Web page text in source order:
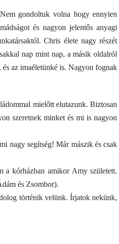
gondoltuk volna hogy ennyien
és nagyon jelentős anyagi
Chris élete nagy részét
nap mint nap, a másik oldalról
az imaéletünké is. Nagyon fognak
mielőtt elutazunk. Biztosan
szeretnek minket és mi is nagyon
nagy segítség! Már mászik és csak
a kórházban amikor Amy született.
és Zsombor).
történik velünk. Írjatok nekünk,